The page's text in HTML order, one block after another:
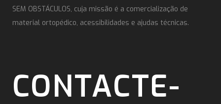
SEM OBSTÁCULOS, cuja missão é a comercialização de
material ortopédico, acessibilidades e ajudas técnicas.
CONTACTE-